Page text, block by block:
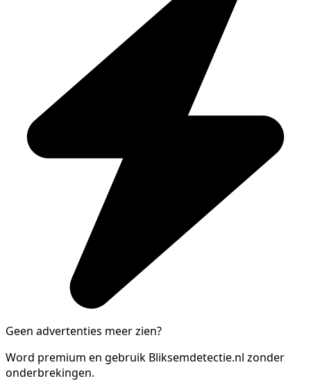
Geen advertenties meer zien?
Word premium en gebruik Bliksemdetectie.nl zonder
onderbrekingen.